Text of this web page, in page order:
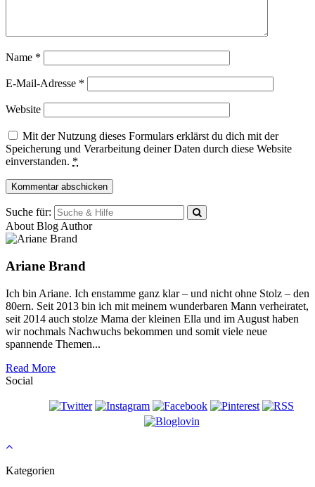
Name *
E-Mail-Adresse *
Website
Mit der Nutzung dieses Formulars erklärst du dich mit der
Speicherung und Verarbeitung deiner Daten durch diese Website
einverstanden. *
Suche für:
About Blog Author
Ariane Brand
Ich bin Ariane. Ich enstamme ganz klar – und nicht ohne Stolz – den
80ern. Seit 2013 bin ich mit meinem wunderbaren Mann verheiratet,
seit 2014 auch stolze Mama der kleinen Ella und im August haben
wir nochmals Nachwuchs bekommen und somit viele neue
spannende Themen...
Read More
Social
Kategorien